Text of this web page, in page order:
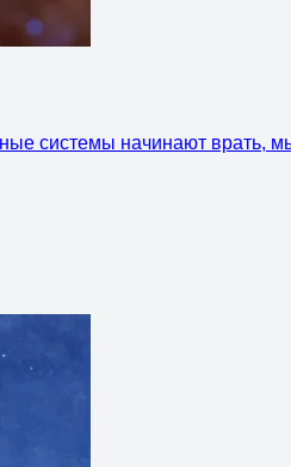
системы начинают врать,